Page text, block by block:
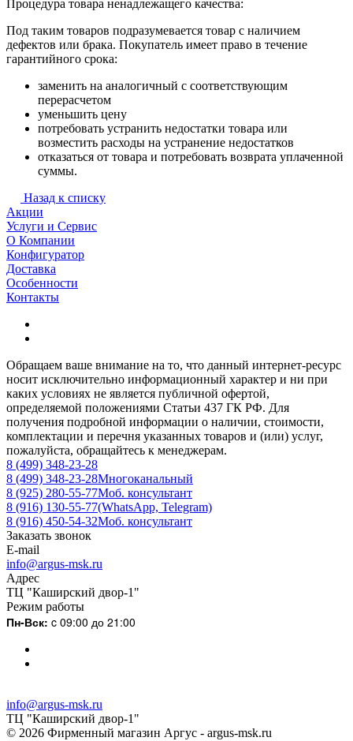
Процедура товара ненадлежащего качества:
Под таким товаров подразумевается товар с наличием
дефектов или брака. Покупатель имеет право в течение
гарантийного срока:
заменить на аналогичный с соответствующим
перерасчетом
уменьшить цену
потребовать устранить недостатки товара или
возместить расходы на устранение недостатков
отказаться от товара и потребовать возврата уплаченной
суммы.
Назад к списку
Акции
Услуги и Сервис
О Компании
Конфигуратор
Доставка
Особенности
Контакты
Обращаем ваше внимание на то, что данный интернет-ресурс
носит исключительно информационный характер и ни при
каких условиях не является публичной офертой,
определяемой положениями Статьи 437 ГК РФ. Для
получения подробной информации о наличии, стоимости,
комплектации и перечня указанных товаров и (или) услуг,
пожалуйста, обращайтесь к менеджерам.
8 (499) 348-23-28
8 (499) 348-23-28Многоканальный
8 (925) 280-55-77Моб. консультант
8 (916) 130-55-77(WhatsApp, Telegram)
8 (916) 450-54-32Моб. консультант
Заказать звонок
E-mail
info@argus-msk.ru
Адрес
ТЦ "Каширский двор-1"
Режим работы
Пн-Вск: c 09:00 до 21:00
info@argus-msk.ru
ТЦ "Каширский двор-1"
© 2026 Фирменный магазин Аргус - argus-msk.ru